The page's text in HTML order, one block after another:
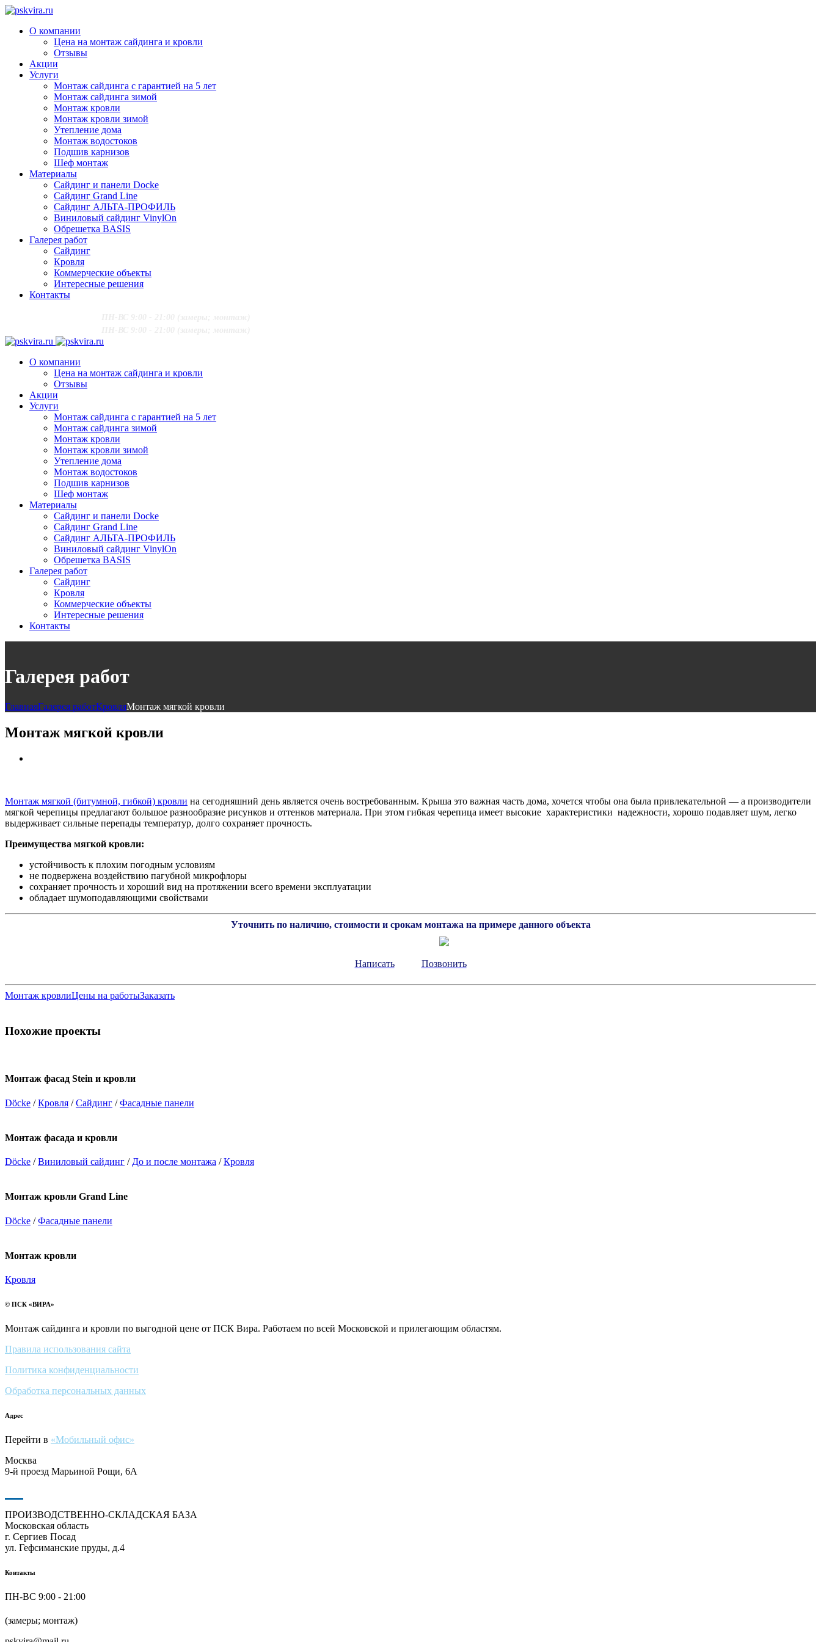
О компании
Цена на монтаж сайдинга и кровли
Отзывы
Акции
Услуги
Монтаж сайдинга с гарантией на 5 лет
Монтаж сайдинга зимой
Монтаж кровли
Монтаж кровли зимой
Утепление дома
Монтаж водостоков
Подшив карнизов
Шеф монтаж
Материалы
Сайдинг и панели Docke
Сайдинг Grand Line
Сайдинг АЛЬТА-ПРОФИЛЬ
Виниловый сайдинг VinylOn
Обрешетка BASIS
Галерея работ
Сайдинг
Кровля
Коммерческие объекты
Интересные решения
Контакты
О компании
Цена на монтаж сайдинга и кровли
Отзывы
Акции
Услуги
Монтаж сайдинга с гарантией на 5 лет
Монтаж сайдинга зимой
Монтаж кровли
Монтаж кровли зимой
Утепление дома
Монтаж водостоков
Подшив карнизов
Шеф монтаж
Материалы
Сайдинг и панели Docke
Сайдинг Grand Line
Сайдинг АЛЬТА-ПРОФИЛЬ
Виниловый сайдинг VinylOn
Обрешетка BASIS
Галерея работ
Сайдинг
Кровля
Коммерческие объекты
Интересные решения
Контакты
Галерея работ
ГлавнаяГалерея работКровляМонтаж мягкой кровли
Монтаж мягкой кровли
Монтаж мягкой (битумной, гибкой) кровли на сегодняшний день является очень востребованным. Крыша это важная часть дома, хочется чтобы она была привлекательной — а производители
мягкой черепицы предлагают большое разнообразие рисунков и оттенков материала. При этом гибкая черепица имеет высокие характеристики надежности, хорошо подавляет шум, легко
выдерживает сильные перепады температур, долго сохраняет прочность.
Преимущества мягкой кровли:
устойчивость к плохим погодным условиям
не подвержена воздействию пагубной микрофлоры
сохраняет прочность и хороший вид на протяжении всего времени эксплуатации
обладает шумоподавляющими свойствами
Уточнить по наличию, стоимости и срокам монтажа на примере данного объекта
Написать Позвонить
Монтаж кровлиЦены на работыЗаказать
Похожие проекты
Монтаж фасад Stein и кровли
Döcke /Кровля /Сайдинг /Фасадные панели
Монтаж фасада и кровли
Döcke /Виниловый сайдинг / До и после монтажа /Кровля
Монтаж кровли Grand Line
Döcke /Фасадные панели
Монтаж кровли
Кровля
© ПСК «ВИРА»
Монтаж сайдинга и кровли по выгодной цене от ПСК Вира. Работаем по всей Московской и прилегающим областям.
Правила использования сайта
Политика конфиденциальности
Обработка персональных данных
Адрес
Перейти в «Мобильный офис»
Москва
9-й проезд Марьиной Рощи, 6А
ПРОИЗВОДСТВЕННО-СКЛАДСКАЯ БАЗА
Московская область
г. Сергиев Посад
ул. Гефсиманские пруды, д.4
Контакты
ПН-ВС 9:00 - 21:00
(замеры; монтаж)